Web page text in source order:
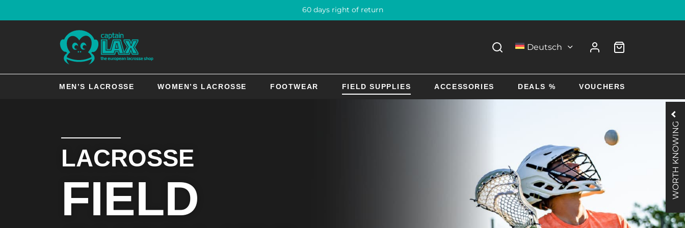
60 days right of return
Deutsch
MEN’S LACROSSE WOMEN’S LACROSSE FOOTWEAR FIELD SUPPLIES ACCESSORIES DEALS % VOUCHERS
LACROSSE
FIELD
WORTH KNOWING